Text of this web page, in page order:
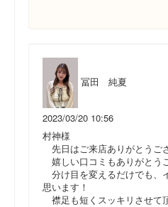
冨田 純夏
2023/03/20 10:56
村神様
先日はご来店ありがとうご
嬉しい口コミもありがとう
分け目を変えるだけでも、
思います！
襟足も短くスッキリさせ